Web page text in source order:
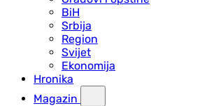
BiH
Srbija
Region
Svijet
Ekonomija
Hronika
Magazin